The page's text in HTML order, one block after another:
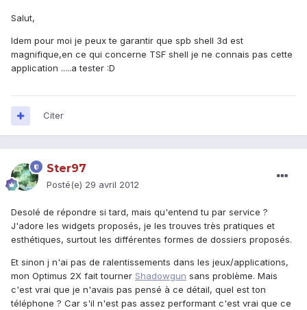
Salut,
Idem pour moi je peux te garantir que spb shell 3d est
magnifique,en ce qui concerne TSF shell je ne connais pas cette
application .....a tester :D
Citer
Ster97
Posté(e) 29 avril 2012
Desolé de répondre si tard, mais qu'entend tu par service ?
J'adore les widgets proposés, je les trouves très pratiques et
esthétiques, surtout les différentes formes de dossiers proposés.
Et sinon j n'ai pas de ralentissements dans les jeux/applications,
mon Optimus 2X fait tourner Shadowgun sans problème. Mais
c'est vrai que je n'avais pas pensé à ce détail, quel est ton
téléphone ? Car s'il n'est pas assez performant c'est vrai que ce